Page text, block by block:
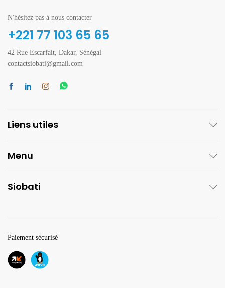
N'hésitez pas à nous contacter
+221 77 103 65 65
42 Rue Escarfait, Dakar, Sénégal
contactsiobati@gmail.com
Liens utiles
Menu
Siobati
Paiement sécurisé